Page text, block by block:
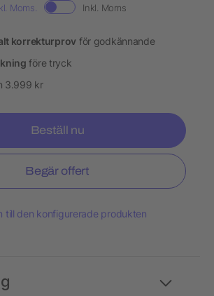
Moms. Inkl. Moms
korrekturprov för godkännande
före tryck
3.999 kr
Beställ nu
Begär offert
till den konfigurerade produkten